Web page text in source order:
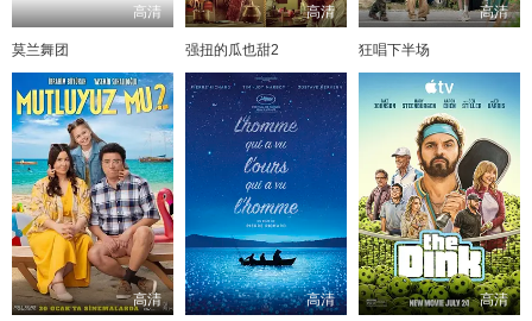
高清
莫兰舞团
高清
强扭的瓜也甜2
高清
狂唱下半场
高清 高清 高清